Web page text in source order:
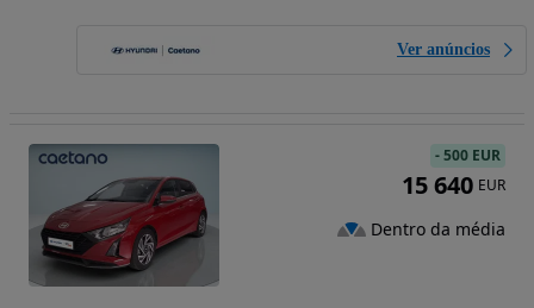
Ver anúncios
-500 EUR
15 640 EUR
Dentro da média